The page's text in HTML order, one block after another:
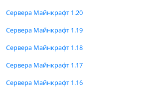
Сервера Майнкрафт 1.20
Сервера Майнкрафт 1.19
Сервера Майнкрафт 1.18
Сервера Майнкрафт 1.17
Сервера Майнкрафт 1.16